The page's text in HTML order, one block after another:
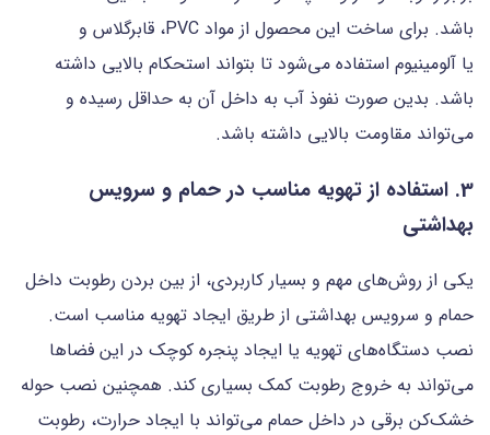
باشد. برای ساخت این محصول از مواد PVC، قابرگلاس و
یا آلومینیوم استفاده می‌شود تا بتواند استحکام بالایی داشته
باشد. بدین صورت نفوذ آب به داخل آن به حداقل رسیده و
می‌تواند مقاومت بالایی داشته باشد.
3. استفاده از تهویه مناسب در حمام و سرویس
بهداشتی
یکی از روش‌های مهم و بسیار کاربردی، از بین بردن رطوبت داخل
حمام و سرویس بهداشتی از طریق ایجاد تهویه مناسب است.
نصب دستگاه‌های تهویه یا ایجاد پنجره کوچک در این فضاها
می‌تواند به خروج رطوبت کمک بسیاری کند. همچنین نصب حوله
خشک‌کن برقی در داخل حمام می‌تواند با ایجاد حرارت، رطوبت